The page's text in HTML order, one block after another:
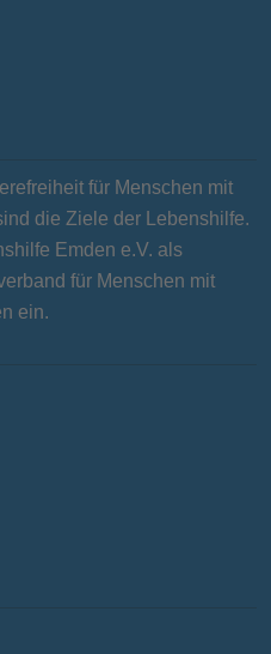
für Menschen mit
die Ziele der Lebenshilfe.
Emden e.V. als
für Menschen mit
ein.